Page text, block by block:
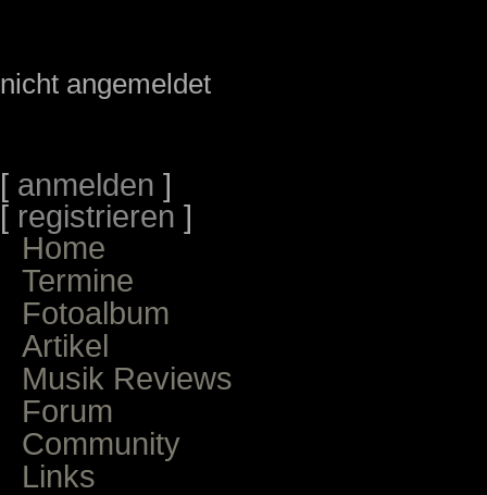
nicht angemeldet
[ anmelden ]
[ registrieren ]
Home
Termine
Fotoalbum
Artikel
Musik Reviews
Forum
Community
Links